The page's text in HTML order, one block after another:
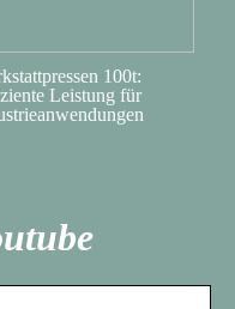
100t:
Leistung für